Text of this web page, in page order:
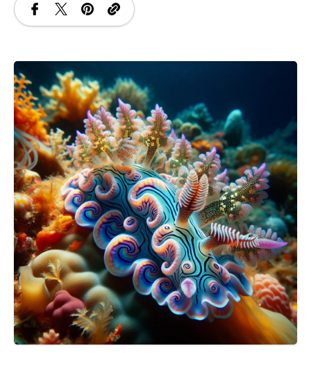
INGRIJIRE
ISTORIE
NATURĂ
STIRI
ȘTIINȚA
ANIMALE
OAMENI